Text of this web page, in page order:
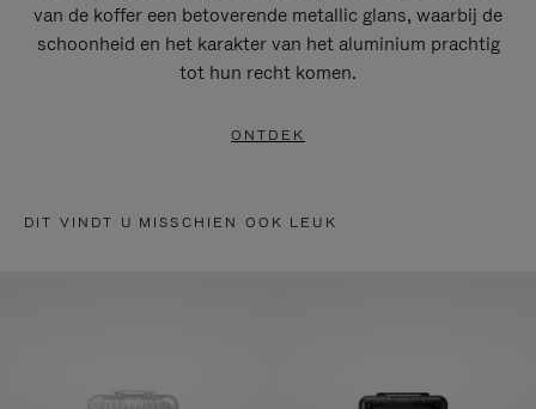
van de koffer een betoverende metallic glans, waarbij de
schoonheid en het karakter van het aluminium prachtig
tot hun recht komen.
ONTDEK
DIT VINDT U MISSCHIEN OOK LEUK